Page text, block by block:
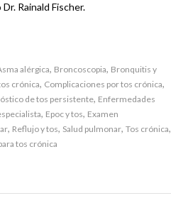
Rainald Fischer.
alérgica, Broncoscopia, Bronquitis y
crónica, Complicaciones por tos crónica,
de tos persistente, Enfermedades
, Epoc y tos, Examen
, Reflujo y tos, Salud pulmonar, Tos crónica,
tos crónica